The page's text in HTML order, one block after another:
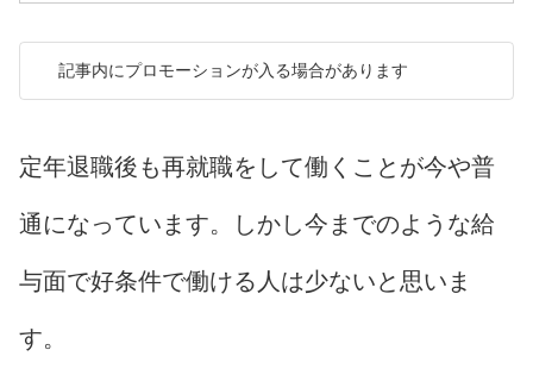
記事内にプロモーションが入る場合があります
定年退職後も再就職をして働くことが今や普
通になっています。しかし今までのような給
与面で好条件で働ける人は少ないと思いま
す。